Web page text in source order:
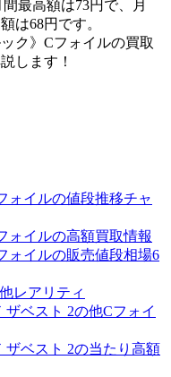
最高額は73円で、月
は68円です。
ク》Cフォイルの買取
します！
ォイルの値段推移チャ
ォイルの高額買取情報
ォイルの販売値段相場6
レアリティ
ザベスト 2の他Cフォイ
ザベスト 2の当たり高額